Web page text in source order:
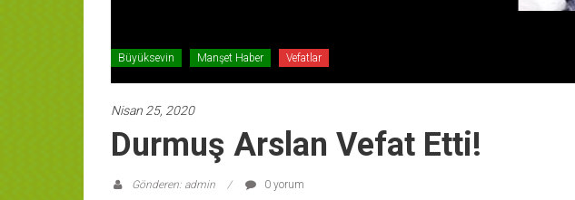
Büyüksevin Manşet Haber Vefatlar
Nisan 25, 2020
Durmuş Arslan Vefat Etti!
Gönderen: admin 0 yorum